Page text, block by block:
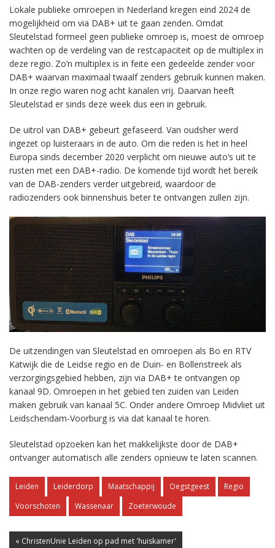
Lokale publieke omroepen in Nederland kregen eind 2024 de
mogelijkheid om via DAB+ uit te gaan zenden. Omdat
Sleutelstad formeel geen publieke omroep is, moest de omroep
wachten op de verdeling van de restcapaciteit op de multiplex in
deze regio. Zo’n multiplex is in feite een gedeelde zender voor
DAB+ waarvan maximaal twaalf zenders gebruik kunnen maken.
In onze regio waren nog acht kanalen vrij. Daarvan heeft
Sleutelstad er sinds deze week dus een in gebruik.
De uitrol van DAB+ gebeurt gefaseerd. Van oudsher werd
ingezet op luisteraars in de auto. Om die reden is het in heel
Europa sinds december 2020 verplicht om nieuwe auto’s uit te
rusten met een DAB+-radio. De komende tijd wordt het bereik
van de DAB-zenders verder uitgebreid, waardoor de
radiozenders ook binnenshuis beter te ontvangen zullen zijn.
De uitzendingen van Sleutelstad en omroepen als Bo en RTV
Katwijk die de Leidse regio en de Duin- en Bollenstreek als
verzorgingsgebied hebben, zijn via DAB+ te ontvangen op
kanaal 9D. Omroepen in het gebied ten zuiden van Leiden
maken gebruik van kanaal 5C. Onder andere Omroep Midvliet uit
Leidschendam-Voorburg is via dat kanaal te horen.
Sleutelstad opzoeken kan het makkelijkste door de DAB+
ontvanger automatisch alle zenders opnieuw te laten scannen.
Leiden Leiderdorp Maatschappij Oegstgeest
Regio
Voorschoten
Wassenaar Zoeterwoude
« ChristenUnie Leiden op pad met 'huiskamer'